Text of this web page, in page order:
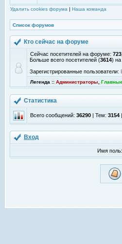
Удалить cookies форума | Наша команда
Список форумов
Кто сейчас на форуме
Сейчас посетителей на форуме: 723
Больше всего посетителей (3614)
Зарегистрированные пользователи:
Легенда :: Администраторы
Статистика
Всего сообщений: 36290 | Тем: 3154
Вход
Имя